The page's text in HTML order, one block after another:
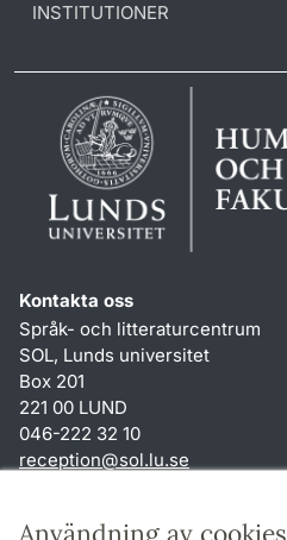
Användning av cookies
INSTITUTIONER
Kontakta oss
Språk- och litteraturcentrum
SOL, Lunds universitet
Box 201
221 00 LUND
046-222 32 10
reception@sol.lu.se
Genvägar